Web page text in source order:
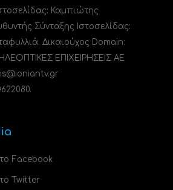
Καμπιώτης
Σύνταξης Ιστοσελίδας:
Δικαιούχος Domain:
ΕΠΙΧΕΙΡΗΣΕΙΣ ΑΕ
Facebook
Twitter